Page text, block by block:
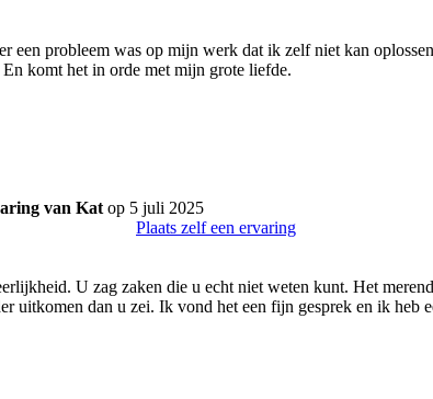
een probleem was op mijn werk dat ik zelf niet kan
komt het in orde met mijn grote liefde.
van Kat op 5 juli 2025
Plaats zelf een ervaring
U zag zaken die u echt niet weten kunt. Het
uitkomen dan u zei. Ik vond het een fijn gesprek en ik heb